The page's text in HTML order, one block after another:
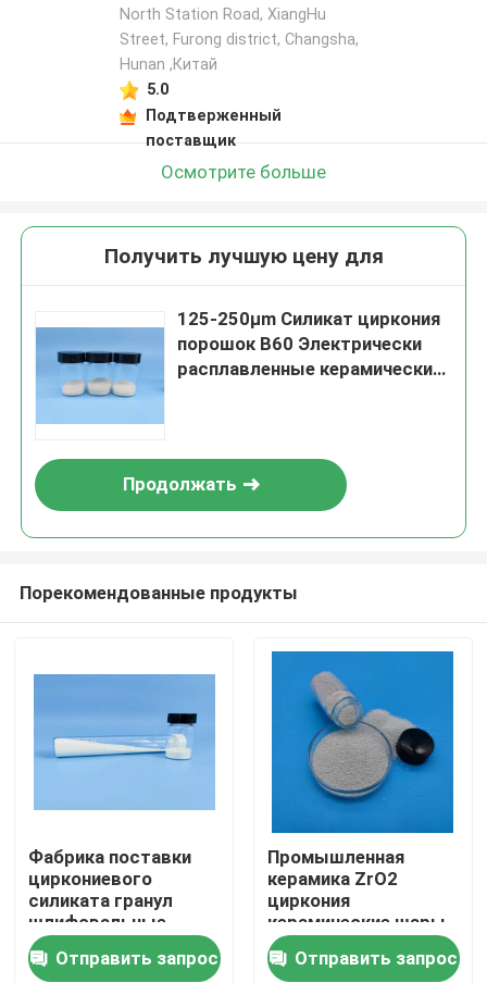
Продукция
О Компании
North Station Road, XiangHu
Street, Furong district, Changsha,
Hunan ,Китай
5.0
Подтверженный
поставщик
Осмотрите больше
Получить лучшую цену для
125-250μm Силикат циркония
порошок B60 Электрически
расплавленные керамические
Продолжать
Порекомендованные продукты
Фабрика поставки
циркониевого
силиката гранул
шлифовальные
средства циркония
керамические
Отправить запрос
Промышленная
керамика ZrO2
циркония
керамические шары
шлифовальные
средства
Отправить запрос